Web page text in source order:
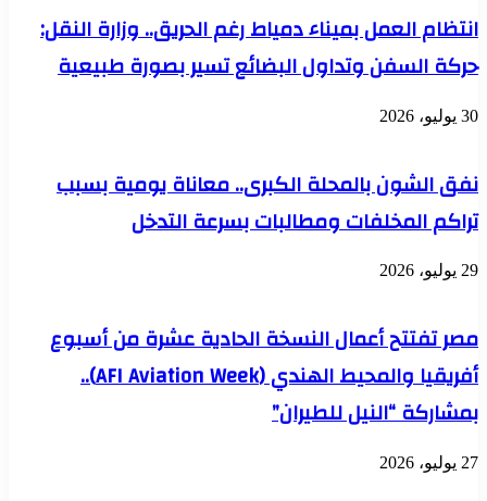
وسلامة
الغذاء
انتظام العمل بميناء دمياط رغم الحريق.. وزارة النقل:
حركة السفن وتداول البضائع تسير بصورة طبيعية
30 يوليو، 2026
نفق الشون بالمحلة الكبرى.. معاناة يومية بسبب
تراكم المخلفات ومطالبات بسرعة التدخل
29 يوليو، 2026
مصر تفتتح أعمال النسخة الحادية عشرة من أسبوع
أفريقيا والمحيط الهندي (AFI Aviation Week)..
بمشاركة “النيل للطيران”
27 يوليو، 2026